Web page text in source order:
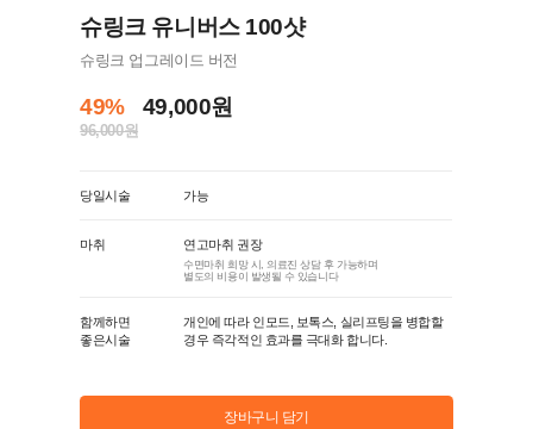
슈링크 유니버스 100샷
슈링크 업그레이드 버전
49% 49,000원
96,000원
당일시술 가능
마취 연고마취 권장
수면마취 희망 시, 의료진 상담 후 가능하며
별도의 비용이 발생될 수 있습니다
함께하면
좋은시술
개인에 따라 인모드, 보톡스, 실리프팅을 병합할
경우 즉각적인 효과를 극대화 합니다.
장바구니 담기